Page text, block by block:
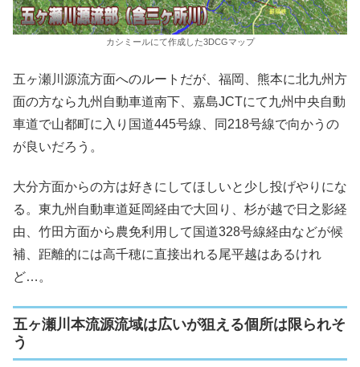
カシミールにて作成した3DCGマップ
五ヶ瀬川源流方面へのルートだが、福岡、熊本に北九州方
面の方なら九州自動車道南下、嘉島JCTにて九州中央自動
車道で山都町に入り国道445号線、同218号線で向かうの
が良いだろう。
大分方面からの方は好きにしてほしいと少し投げやりにな
る。東九州自動車道延岡経由で大回り、杉が越で日之影経
由、竹田方面から農免利用して国道328号線経由などが候
補、距離的には高千穂に直接出れる尾平越はあるけれ
ど…。
五ヶ瀬川本流源流域は広いが狙える個所は限られそ
う